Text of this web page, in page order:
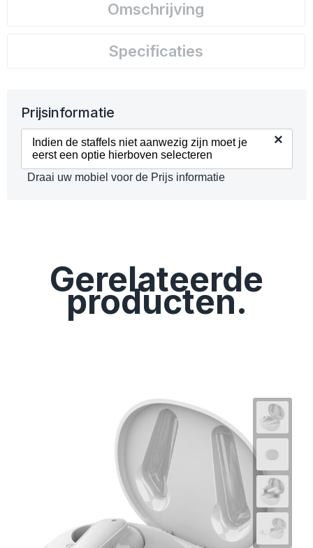
Omschrijving
Specificaties
Prijsinformatie
Indien de staffels niet aanwezig zijn moet je
eerst een optie hierboven selecteren
×
Draai uw mobiel voor de Prijs informatie
Gerelateerde
producten.